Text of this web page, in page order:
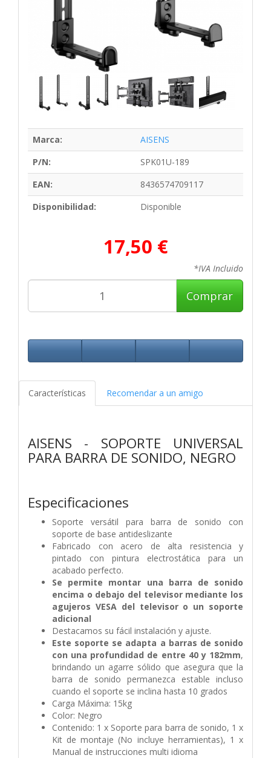
Marca:
AISENS
P/N:
SPK01U-189
EAN:
8436574709117
Disponibilidad:
Disponible
17,50 €
*IVA Incluido
Comprar
Características Recomendar a un amigo
AISENS - SOPORTE UNIVERSAL
PARA BARRA DE SONIDO, NEGRO
Especificaciones
Soporte versátil para barra de sonido con
soporte de base antideslizante
Fabricado con acero de alta resistencia y
pintado con pintura electrostática para un
acabado perfecto.
Se permite montar una barra de sonido
encima o debajo del televisor mediante los
agujeros VESA del televisor o un soporte
adicional
Destacamos su fácil instalación y ajuste.
Este soporte se adapta a barras de sonido
con una profundidad de entre 40 y 182mm,
brindando un agarre sólido que asegura que la
barra de sonido permanezca estable incluso
cuando el soporte se inclina hasta 10 grados
Carga Máxima: 15kg
Color: Negro
Contenido: 1 x Soporte para barra de sonido, 1 x
Kit de montaje (No incluye herramientas), 1 x
Manual de instrucciones multi idioma